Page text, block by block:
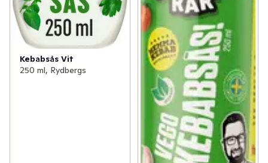
Kebabsås Vit
250 ml, Rydbergs